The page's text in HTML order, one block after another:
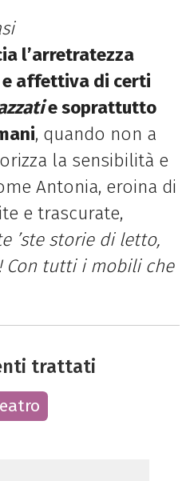
l’arretratezza
affettiva di certi
e soprattutto
, quando non a
la sensibilità e
Antonia, eroina di
e trascurate,
’ste storie di letto,
Con tutti i mobili che
trattati